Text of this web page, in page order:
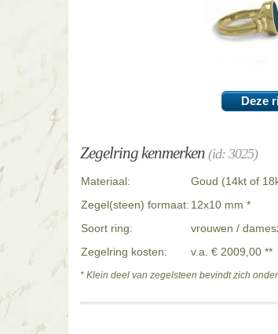
Deze
Zegelring kenmerken (id: 3025)
Materiaal:
Goud (14kt of
Zegel(steen) formaat: 12x10 mm *
Soort ring:
vrouwen /
Zegelring kosten:
v.a. € 2009,00 **
* Klein deel van zegelsteen bevindt zich